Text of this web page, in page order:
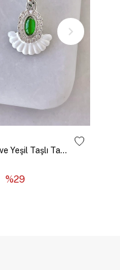
Altın Kaplama Gömme ve Yeşil Taşlı Tasarım Küpe Gümüş
%29